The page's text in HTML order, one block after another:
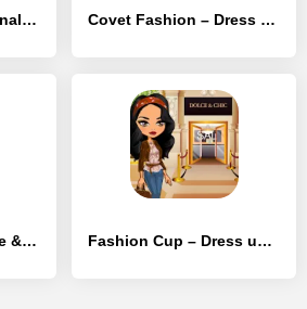
Glamdiva: International Fashion Stylist Dressup Covet Fashion – Dress Up Game
Fashion Nova: Merge & Stylist Fashion Cup – Dress up & Duel